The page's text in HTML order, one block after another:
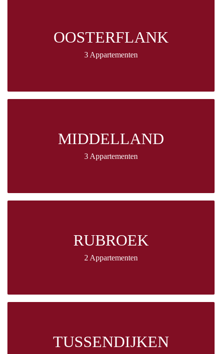
OOSTERFLANK
3 Appartementen
MIDDELLAND
3 Appartementen
RUBROEK
2 Appartementen
TUSSENDIJKEN